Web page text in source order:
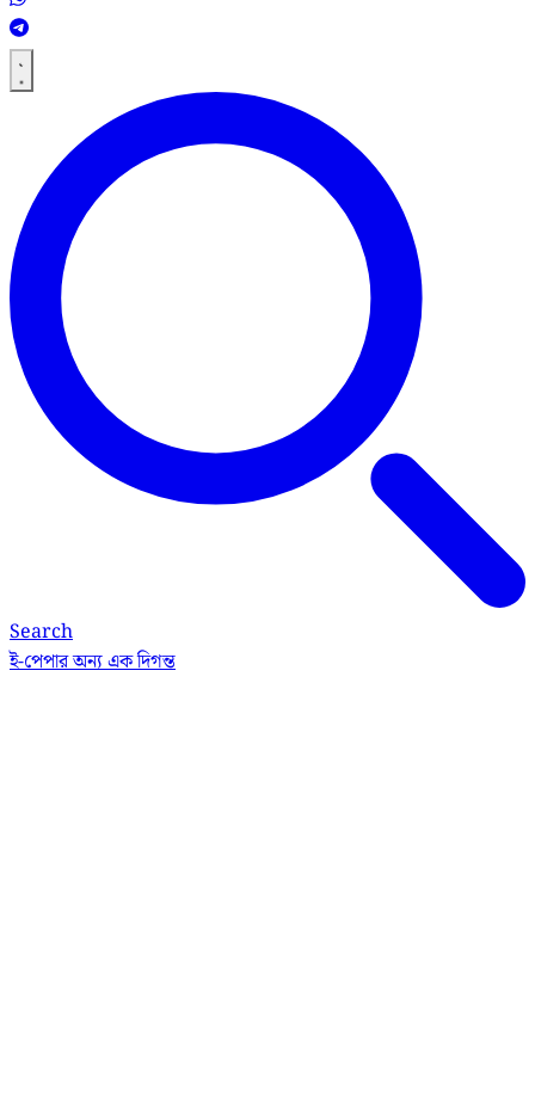
Search
ই-পেপারঅন্য এক দিগন্ত